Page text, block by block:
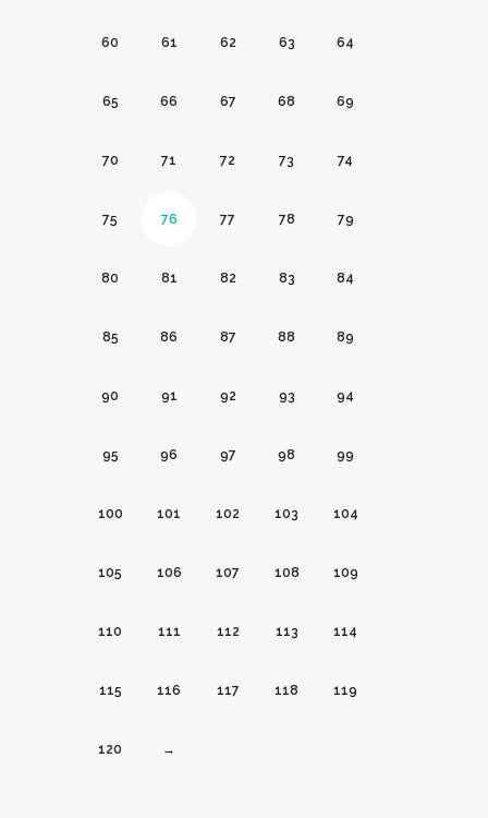
60 61 62 63 64
65 66 67 68 69
70 71 72 73 74
75 76 77 78 79
80 81 82 83 84
85 86 87 88 89
90 91 92 93 94
95 96 97 98 99
100 101 102 103 104
105 106 107 108 109
110 111 112 113 114
115 116 117 118 119
120 →